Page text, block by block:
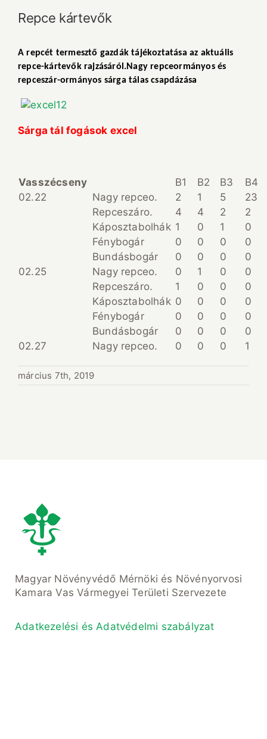
Repce kártevők
A repcét termesztő gazdák tájékoztatása az aktuális
repce-kártevők rajzásáról.Nagy repceormányos és
repceszár-ormányos sárga tálas csapdázása
Sárga tál fogások excel
Vasszécseny B1 B2 B3
B4
02.22
Nagy repceo. 2 1 5
23
Repceszáro.
4 4 2
2
Káposztabolhák 1 0 1
0
Fénybogár
0 0 0
0
Bundásbogár
0 0 0
0
02.25
Nagy repceo. 0 1 0
0
Repceszáro.
1 0 0
0
Káposztabolhák 0 0 0
0
Fénybogár
0 0 0
0
Bundásbogár
0 0 0
0
02.27
Nagy repceo. 0 0 0 1
március 7th, 2019
Magyar Növényvédő Mérnöki és Növényorvosi
Kamara Vas Vármegyei Területi Szervezete
Adatkezelési és Adatvédelmi szabályzat